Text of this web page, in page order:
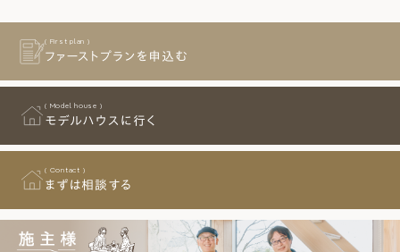
( First plan )
ファーストプランを申込む
( Model house )
モデルハウスに行く
( Contact )
まずは相談する